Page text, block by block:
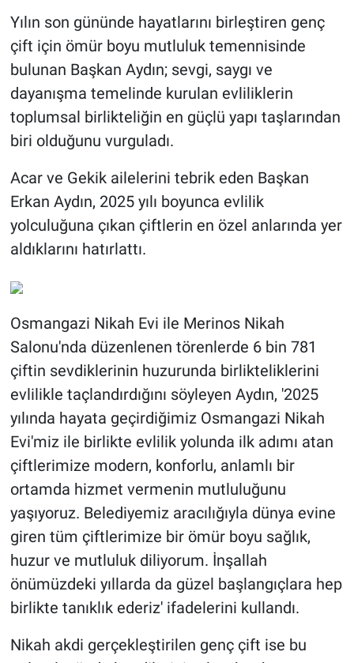
Yılın son gününde hayatlarını birleştiren genç
çift için ömür boyu mutluluk temennisinde
bulunan Başkan Aydın; sevgi, saygı ve
dayanışma temelinde kurulan evliliklerin
toplumsal birlikteliğin en güçlü yapı taşlarından
biri olduğunu vurguladı.
Acar ve Gekik ailelerini tebrik eden Başkan
Erkan Aydın, 2025 yılı boyunca evlilik
yolculuğuna çıkan çiftlerin en özel anlarında yer
aldıklarını hatırlattı.
Osmangazi Nikah Evi ile Merinos Nikah
Salonu'nda düzenlenen törenlerde 6 bin 781
çiftin sevdiklerinin huzurunda birlikteliklerini
evlilikle taçlandırdığını söyleyen Aydın, '2025
yılında hayata geçirdiğimiz Osmangazi Nikah
Evi'miz ile birlikte evlilik yolunda ilk adımı atan
çiftlerimize modern, konforlu, anlamlı bir
ortamda hizmet vermenin mutluluğunu
yaşıyoruz. Belediyemiz aracılığıyla dünya evine
giren tüm çiftlerimize bir ömür boyu sağlık,
huzur ve mutluluk diliyorum. İnşallah
önümüzdeki yıllarda da güzel başlangıçlara hep
birlikte tanıklık ederiz' ifadelerini kullandı.
Nikah akdi gerçekleştirilen genç çift ise bu